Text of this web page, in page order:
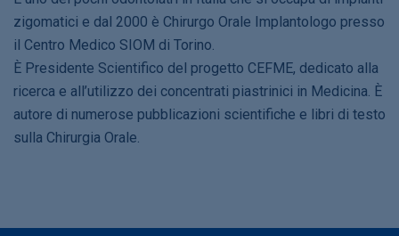
zigomatici e dal 2000 è Chirurgo Orale Implantologo presso
il Centro Medico SIOM di Torino.
È Presidente Scientifico del progetto CEFME, dedicato alla
ricerca e all’utilizzo dei concentrati piastrinici in Medicina. È
autore di numerose pubblicazioni scientifiche e libri di testo
sulla Chirurgia Orale.